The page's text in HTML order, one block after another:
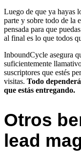
Luego de que ya hayas
parte y sobre todo de la
pensada para que
al final es lo que todos
InboundCycle asegura
suficientemente
suscriptores que estés
visitas. Todo
que estás entregando.
Otros
lead